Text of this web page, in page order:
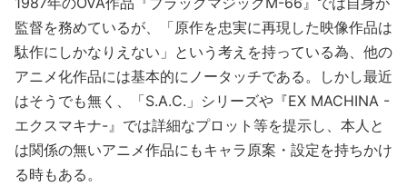
監督を務めているが、「原作を忠実に再現した映像作品は
駄作にしかなりえない」という考えを持っている為、他の
アニメ化作品には基本的にノータッチである。しかし最近
はそうでも無く、「S.A.C.」シリーズや『EX MACHINA -
エクスマキナ-』では詳細なプロット等を提示し、本人と
は関係の無いアニメ作品にもキャラ原案・設定を持ちかけ
る時もある。